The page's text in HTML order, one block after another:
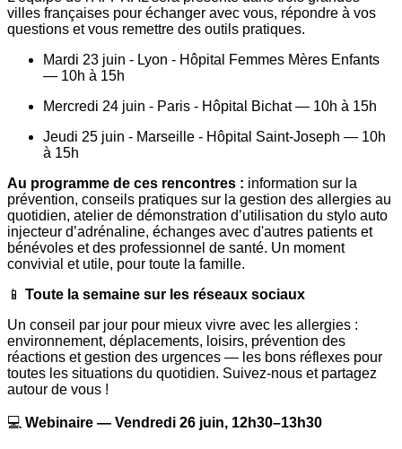
villes françaises pour échanger avec vous, répondre à vos
questions et vous remettre des outils pratiques.
Mardi 23 juin - Lyon - Hôpital Femmes Mères Enfants
— 10h à 15h
Mercredi 24 juin - Paris - Hôpital Bichat — 10h à 15h
Jeudi 25 juin - Marseille - Hôpital Saint-Joseph — 10h
à 15h
Au programme de ces rencontres : information sur la
prévention, conseils pratiques sur la gestion des allergies au
quotidien, atelier de démonstration d’utilisation du stylo auto
injecteur d’adrénaline, échanges avec d'autres patients et
bénévoles et des professionnel de santé. Un moment
convivial et utile, pour toute la famille.
📱 Toute la semaine sur les réseaux sociaux
Un conseil par jour pour mieux vivre avec les allergies :
environnement, déplacements, loisirs, prévention des
réactions et gestion des urgences — les bons réflexes pour
toutes les situations du quotidien. Suivez-nous et partagez
autour de vous !
💻 Webinaire — Vendredi 26 juin, 12h30–13h30